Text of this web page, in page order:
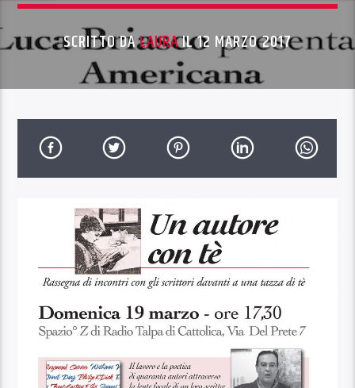
SCRITTO DALAURAIL 12 MARZO 2017